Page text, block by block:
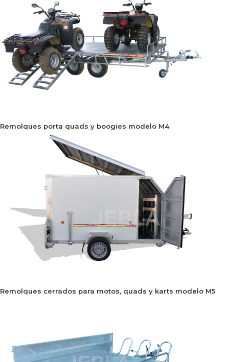
Remolques porta quads y boogies modelo M4
Remolques cerrados para motos, quads y karts modelo M5